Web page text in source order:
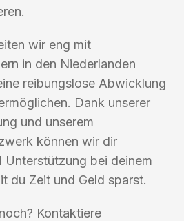
wir eng mit
in den Niederlanden
reibungslose Abwicklung
Dank unserer
und unserem
können wir dir
bei deinem
du Zeit und Geld sparst.
Kontaktiere